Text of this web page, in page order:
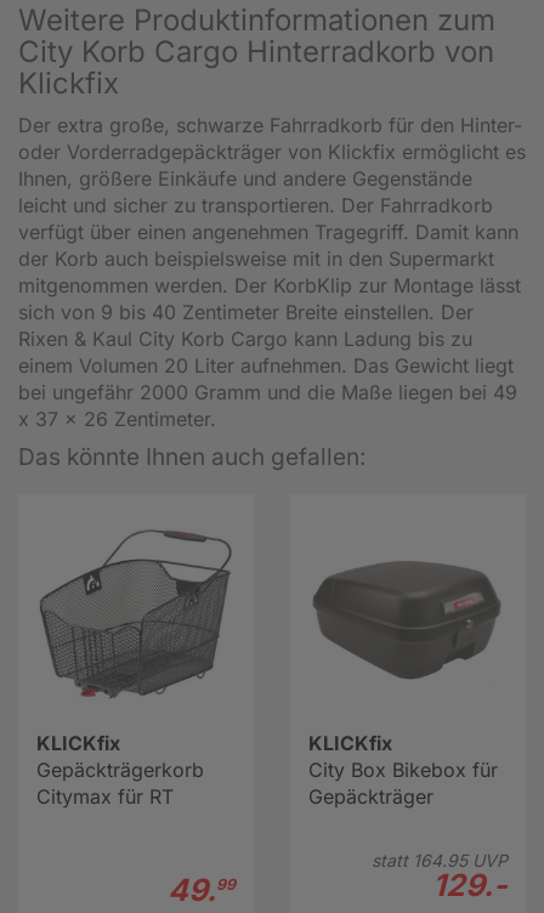
Weitere Produktinformationen zum
City Korb Cargo Hinterradkorb von
Klickfix
Der extra große, schwarze Fahrradkorb für den Hinter-
oder Vorderradgepäckträger von Klickfix ermöglicht es
Ihnen, größere Einkäufe und andere Gegenstände
leicht und sicher zu transportieren. Der Fahrradkorb
verfügt über einen angenehmen Tragegriff. Damit kann
der Korb auch beispielsweise mit in den Supermarkt
mitgenommen werden. Der KorbKlip zur Montage lässt
sich von 9 bis 40 Zentimeter Breite einstellen. Der
Rixen & Kaul City Korb Cargo kann Ladung bis zu
einem Volumen 20 Liter aufnehmen. Das Gewicht liegt
bei ungefähr 2000 Gramm und die Maße liegen bei 49
x 37 x 26 Zentimeter.
Das könnte Ihnen auch gefallen:
KLICKfix
Gepäckträgerkorb
Citymax für RT
49.99
KLICKfix
City Box Bikebox für
Gepäckträger
statt 164.95UVP
129.-